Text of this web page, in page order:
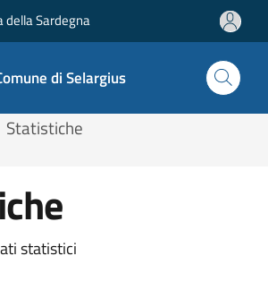
della Sardegna
di Selargius
Statistiche
statistici